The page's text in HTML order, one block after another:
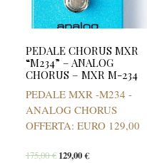
PEDALE CHORUS MXR
“M234” – ANALOG
CHORUS – MXR M-234
PEDALE MXR -M234 -
ANALOG CHORUS
OFFERTA: EURO 129,00
175,00€ 129,00€